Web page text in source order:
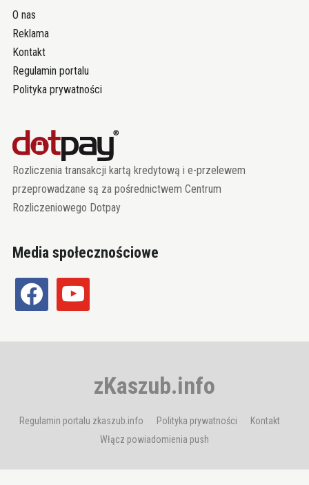
O nas
Reklama
Kontakt
Regulamin portalu
Polityka prywatności
Rozliczenia transakcji kartą kredytową i e-przelewem
przeprowadzane są za pośrednictwem Centrum
Rozliczeniowego Dotpay
Media społecznościowe
facebook youtube
zKaszub.info
Regulamin portalu zkaszub.info Polityka prywatności
Kontakt
Włącz powiadomienia push